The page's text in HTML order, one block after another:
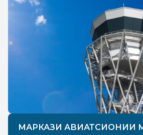
МАРКАЗИ АВИАТСИОНИИ